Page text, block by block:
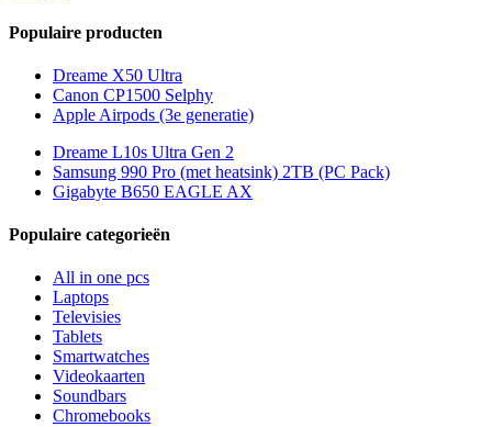
Populaire producten
Dreame X50 Ultra
Canon CP1500 Selphy
Apple Airpods (3e generatie)
Dreame L10s Ultra Gen 2
Samsung 990 Pro (met heatsink) 2TB (PC Pack)
Gigabyte B650 EAGLE AX
Populaire categorieën
All in one pcs
Laptops
Televisies
Tablets
Smartwatches
Videokaarten
Soundbars
Chromebooks